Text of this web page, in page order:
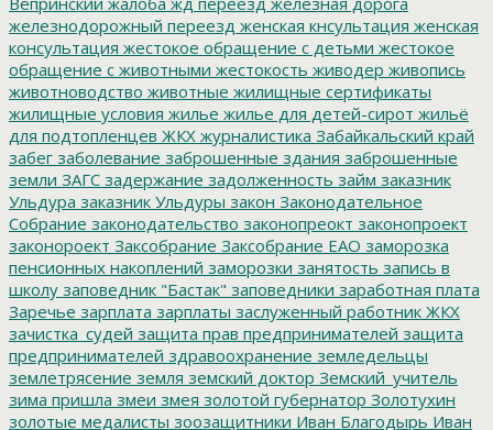
железнодорожный переезд женская кнсультация женская
консультация жестокое обращение с детьми жестокое
обращение с животными жестокость живодер живопись
животноводство животные жилищные сертификаты
жилищные условия жилье жилье для детей-сирот жильё
для подтопленцев ЖКХ журналистика Забайкальский край
забег заболевание заброшенные здания заброшенные
земли ЗАГС задержание задолженность займ заказник
Ульдура заказник Ульдуры закон Законодательное
Собрание законодательство законопреокт законопроект
законороект Заксобрание Заксобрание ЕАО заморозка
пенсионных накоплений заморозки занятость запись в
школу заповедник "Бастак" заповедники заработная плата
Заречье зарплата зарплаты заслуженный работник ЖКХ
зачистка_судей защита прав предпринимателей защита
предпринимателей здравоохранение земледельцы
землетрясение земля земский доктор Земский_учитель
зима пришла змеи змея золотой губернатор Золотухин
золотые медалисты зоозащитники Иван Благодырь Иван